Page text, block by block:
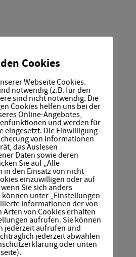
Cookies
Webseite Cookies.
notwendig (z.B. für den
sind nicht notwendig. Die
Cookies helfen uns bei der
Online-Angebotes,
und werden für
eingesetzt. Die Einwilligung
von Informationen
das Auslesen
Daten sowie deren
Sie auf „Alle
in den Einsatz von nicht
einzuwilligen oder auf
wenn Sie sich anders
können unter „Einstellungen
Informationen der von
Arten von Cookies erhalten
aufrufen. Sie können
jederzeit aufrufen und
jederzeit abwählen
oder unten